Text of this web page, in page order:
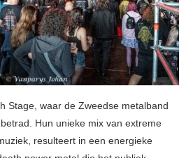
Stage, waar de Zweedse metalband
Hun unieke mix van extreme
resulteert in een energieke